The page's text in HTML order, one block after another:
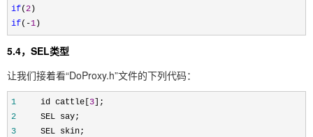
if(2 )
if( -1 )
5.4，SEL类型
让我们接着看“DoProxy.h”文件的下列代码：
1 id cattle[ 3 ];
2
SEL say;
3
SEL skin;